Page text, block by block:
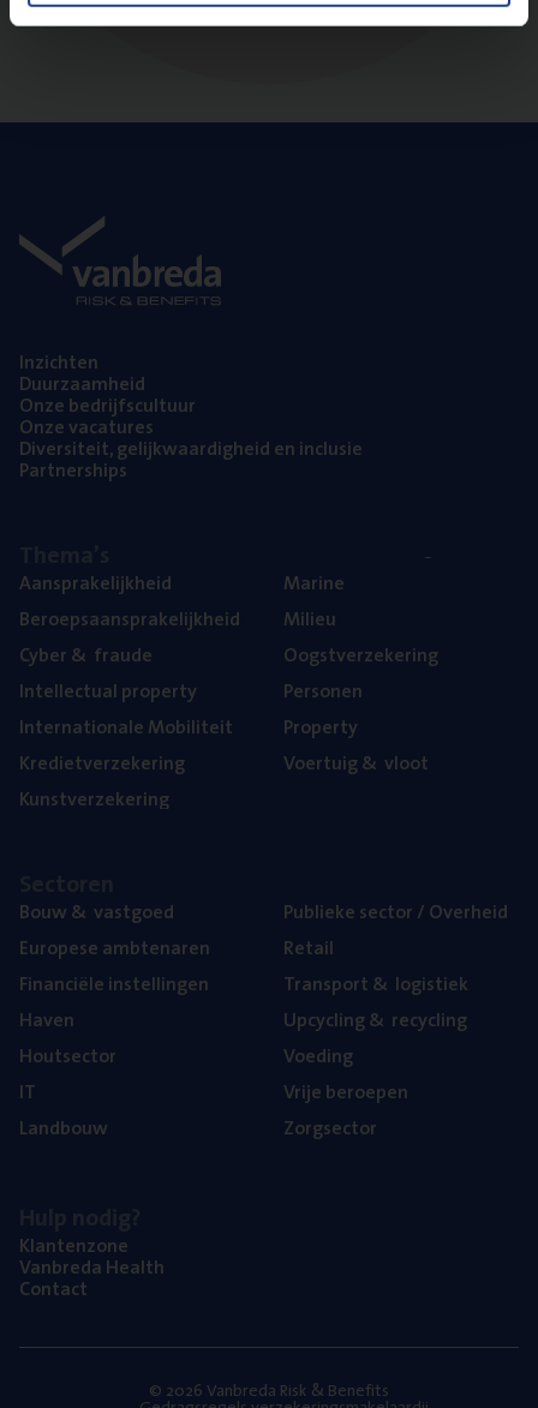
Inzich­ten
Duur­zaam­heid
Onze bedrijfs­cul­tuur
Onze vaca­tu­res
Diver­si­teit, gelijk­waar­dig­heid en inclusie
Part­ner­ships
Aan­spra­ke­lijk­heid
Beroeps­aan­spra­ke­lijk­heid
Cyber& fraude
Intel­lec­tu­al property
Inter­na­ti­o­na­le Mobiliteit
Kre­diet­ver­ze­ke­ring
Kunst­ver­ze­ke­ring
Mari­ne
Mili­eu
Oogst­ver­ze­ke­ring
Per­so­nen
Pro­per­ty
Voer­tuig& vloot
Bouw& vastgoed
Euro­pe­se ambtenaren
Finan­ci­ë­le instellingen
Haven
Hout­sec­tor
IT
Land­bouw
Publie­ke sec­tor / Overheid
Retail
Trans­port& logistiek
Upcy­cling& recycling
Voe­ding
Vrije beroe­pen
Zorg­sec­tor
Klan­ten­zo­ne
Van­b­re­da Health
Con­tact
© 2026 Vanbreda Risk & Benefits